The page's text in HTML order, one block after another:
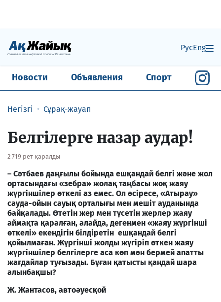
РусEng
Новости Объявления Спорт
Негізгі Сұрақ-жауап
Белгілерге назар аудар!
2 719 рет қаралды
– Сәтбаев даңғылы бойында ешқандай белгі және жол
ортасындағы «зебра» жолақ таңбасы жоқ жаяу
жүргіншілер өткелі аз емес. Ол әсіресе, «Атырау»
сауда-ойын сауық орталығы мен мешіт ауданында
байқалады. Өтетін жер мен түсетін жерлер жаяу
аймақта қаралған, алайда, дегенмен «жаяу жүргінші
өткелі» екендігін білдіретін ешқандай белгі
қойылмаған. Жүргінші жолды жүгіріп өткен жаяу
жүргіншілер белгілерге аса көп мән бермей апатты
жағдайлар туғызады. Бұған қатысты қандай шара
алынбақшы?
Ж. Жантасов, автоәуесқой